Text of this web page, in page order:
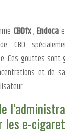
CBDfx, Endoca
CBD
Ces gouttes sont
et de
les e-